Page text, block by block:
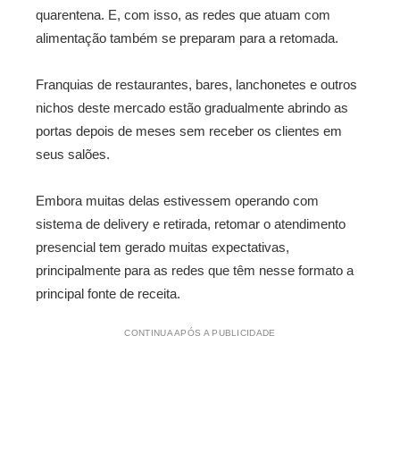
quarentena. E, com isso, as redes que atuam com
alimentação também se preparam para a retomada.
Franquias de restaurantes, bares, lanchonetes e outros
nichos deste mercado estão gradualmente abrindo as
portas depois de meses sem receber os clientes em
seus salões.
Embora muitas delas estivessem operando com
sistema de delivery e retirada, retomar o atendimento
presencial tem gerado muitas expectativas,
principalmente para as redes que têm nesse formato a
principal fonte de receita.
CONTINUA APÓS A PUBLICIDADE